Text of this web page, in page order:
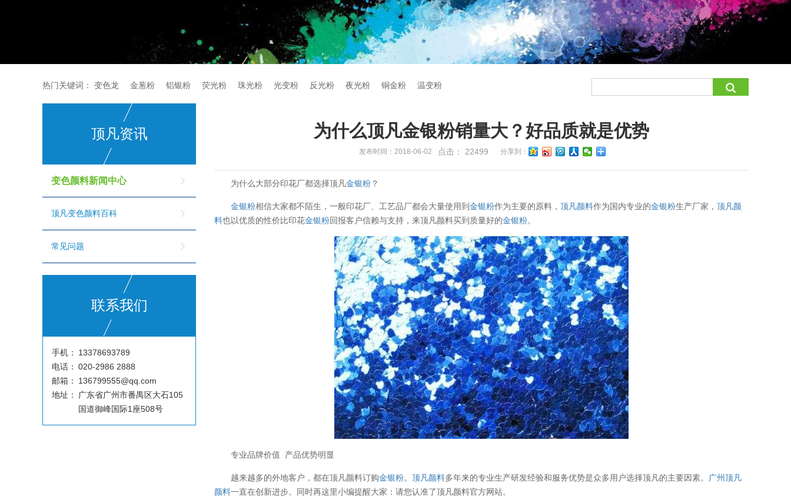
热门关键词： 变色龙 金葱粉 铝银粉 荧光粉 珠光粉 光变粉 反光粉 夜光粉 铜金粉 温变粉
顶凡资讯
变色颜料新闻中心
顶凡变色颜料百科
常见问题
联系我们
手机：
13378693789
电话： 020-2986 2888
邮箱：
136799555@qq.com
地址：
广东省广州市番禺区大石105
国道御峰国际1座508号
为什么顶凡金银粉销量大？好品质就是优势
发布时间：2018-06-02 点击： 22499 分享到：
为什么大部分印花厂都选择顶凡金银粉 ？
金银粉相信大家都不陌生，一般印花厂、工艺品厂都会大量使用到金银粉作为主要的原料，顶凡颜料作为国内专业的金银粉生产厂家，顶凡颜
料也以优质的性价比印花金银粉回报客户信赖与支持，来顶凡颜料买到质量好的金银粉。
专业品牌价值 产品优势明显
越来越多的外地客户，都在顶凡颜料订购金银粉。顶凡颜料多年来的专业生产研发经验和服务优势是众多用户选择顶凡的主要因素。
广州顶凡
颜料一直在创新进步。同时再这里小编提醒大家：请您认准了顶凡颜料官方网站。